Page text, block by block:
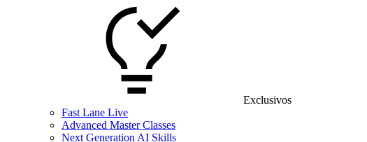
Exclusivos
Fast Lane Live
Advanced Master Classes
Next Generation AI Skills